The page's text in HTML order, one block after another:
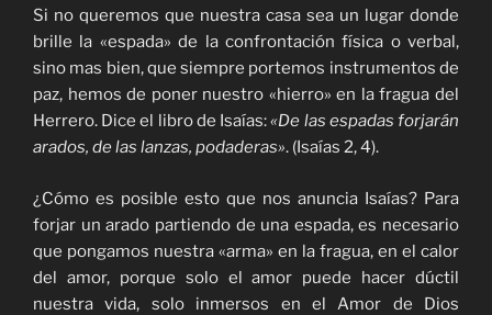
Si no queremos que nuestra casa sea un lugar donde
brille la «espada» de la confrontación física o verbal,
sino mas bien, que siempre portemos instrumentos de
paz, hemos de poner nuestro «hierro» en la fragua del
Herrero. Dice el libro de Isaías:«De las espadas forjarán
arados, de las lanzas, podaderas». (Isaías 2, 4).
¿Cómo es posible esto que nos anuncia Isaías? Para
forjar un arado partiendo de una espada, es necesario
que pongamos nuestra «arma» en la fragua, en el calor
del amor, porque solo el amor puede hacer dúctil
nuestra vida, solo inmersos en el Amor de Dios